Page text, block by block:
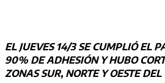
EL JUEVES 14/3 SE CUMPLIÓ EL
90% DE ADHESIÓN Y HUBO
ZONAS SUR, NORTE Y OESTE DEL